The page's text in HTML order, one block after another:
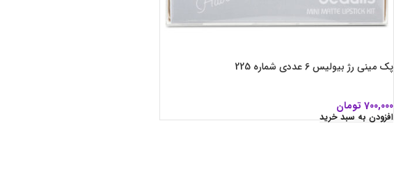
پک مینی رژ بیولیس 6 عددی شماره 225
700,000 تومان
افزودن به سبد خرید